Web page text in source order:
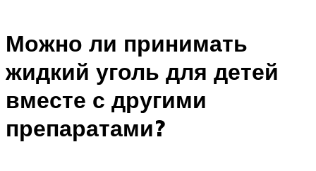
Можно ли принимать
жидкий уголь для детей
вместе с другими
препаратами?